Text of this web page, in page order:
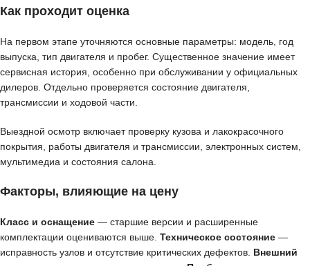
Как проходит оценка
На первом этапе уточняются основные параметры: модель, год
выпуска, тип двигателя и пробег. Существенное значение имеет
сервисная история, особенно при обслуживании у официальных
дилеров. Отдельно проверяется состояние двигателя,
трансмиссии и ходовой части.
Выездной осмотр включает проверку кузова и лакокрасочного
покрытия, работы двигателя и трансмиссии, электронных систем,
мультимедиа и состояния салона.
Факторы, влияющие на цену
Класс и оснащение — старшие версии и расширенные
комплектации оцениваются выше. Техническое состояние —
исправность узлов и отсутствие критических дефектов. Внешний